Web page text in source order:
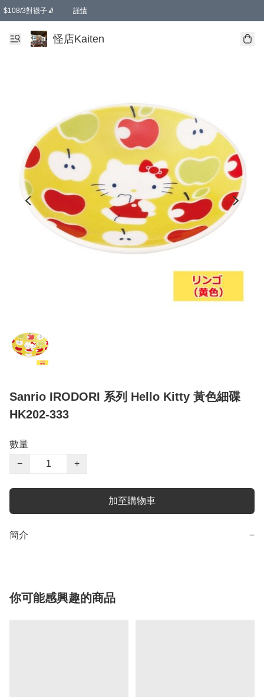
$108/3對襪子🧦 詳情
卡通傘☂️2把8折
購物滿 HKD 650.00即享免運費優惠！（適用於 本地送貨、本地取貨 )
怪店Kaiten
Sanrio IRODORI 系列 Hello Kitty 黃色細碟
HK202-333
數量
−
+
加至購物車
簡介 −
你可能感興趣的商品